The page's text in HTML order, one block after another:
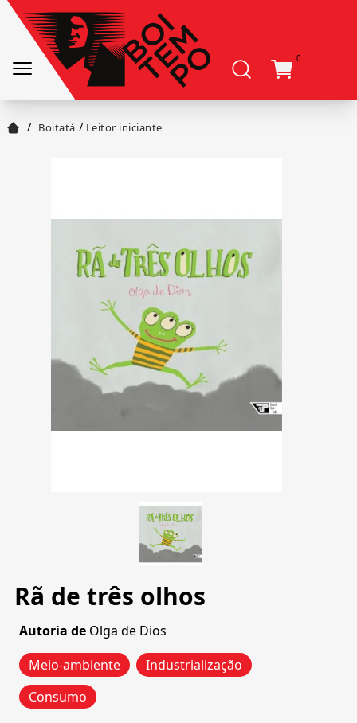
0
/ Boitatá / Leitor iniciante
Rã de três olhos
Autoria de Olga de Dios
Meio-ambiente
Industrialização
Consumo